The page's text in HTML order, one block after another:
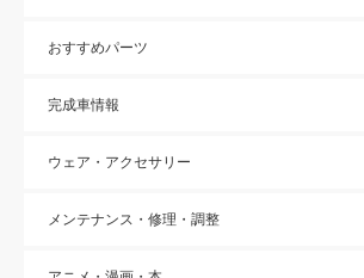
おすすめパーツ
完成車情報
ウェア・アクセサリー
メンテナンス・修理・調整